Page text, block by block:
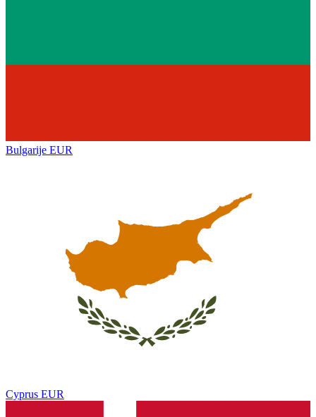
Bulgarije EUR
Cyprus EUR